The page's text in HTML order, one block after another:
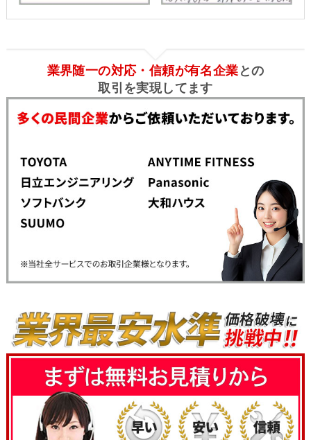
業界随一の対応・信頼が有名企業 との
取引を実現してます